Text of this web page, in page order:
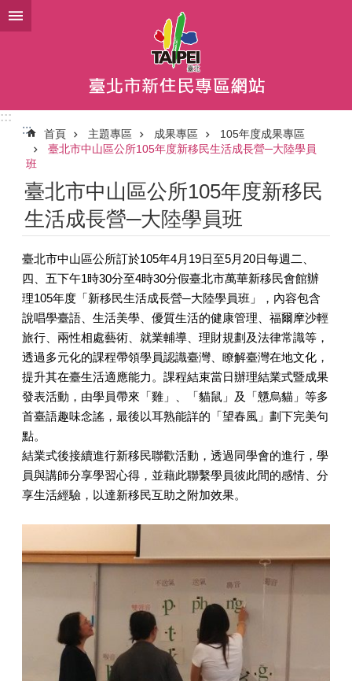
跳到主要內容區塊
:::
:::
首頁 主題專區 成果專區
105年度成果專區
臺北市中山區公所105年度新移民生活成長營─大陸學員
班
臺北市中山區公所105年度新移民
生活成長營─大陸學員班
臺北市中山區公所訂於105年4月19日至5月20日每週二、
四、五下午1時30分至4時30分假臺北市萬華新移民會館辦
理105年度「新移民生活成長營─大陸學員班」，內容包含
說唱學臺語、生活美學、優質生活的健康管理、福爾摩沙輕
旅行、兩性相處藝術、就業輔導、理財規劃及法律常識等，
透過多元化的課程帶領學員認識臺灣、瞭解臺灣在地文化，
提升其在臺生活適應能力。課程結束當日辦理結業式暨成果
發表活動，由學員帶來「雞」、「貓鼠」及「戇烏貓」等多
首臺語趣味念謠，最後以耳熟能詳的「望春風」劃下完美句
點。
結業式後接續進行新移民聯歡活動，透過同學會的進行，學
員與講師分享學習心得，並藉此聯繫學員彼此間的感情、分
享生活經驗，以達新移民互助之附加效果。